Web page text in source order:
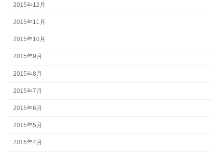
2015年12月
2015年11月
2015年10月
2015年9月
2015年8月
2015年7月
2015年6月
2015年5月
2015年4月